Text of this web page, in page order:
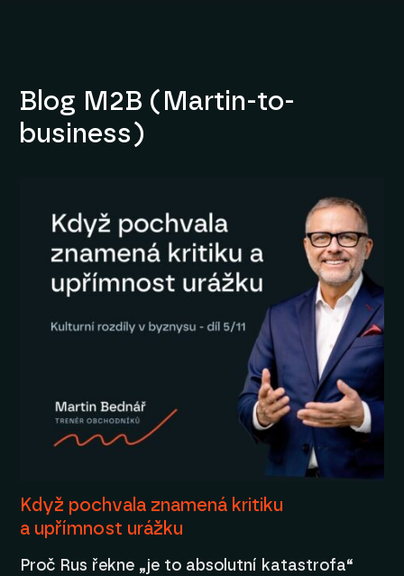
Blog M2B (Martin-to-
business)
Když pochvala znamená kritiku
a upřímnost urážku
Proč Rus řekne „je to absolutní katastrofa“